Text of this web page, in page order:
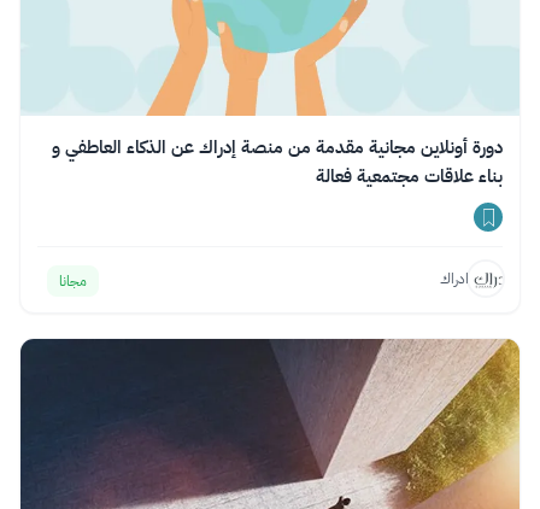
دورة أونلاين مجانية مقدمة من منصة إدراك عن الذكاء العاطفي و
بناء علاقات مجتمعية فعالة
ادراك مجانا